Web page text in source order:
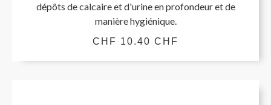
dépôts de calcaire et d'urine en profondeur et de
manière hygiénique.
CHF 10.40 CHF